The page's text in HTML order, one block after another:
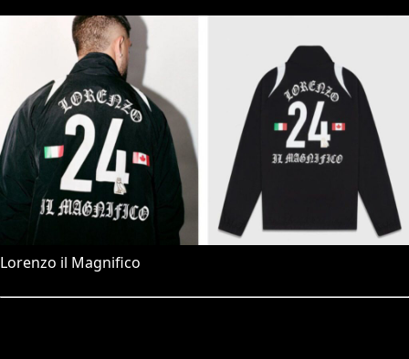
Lorenzo il Magnifico